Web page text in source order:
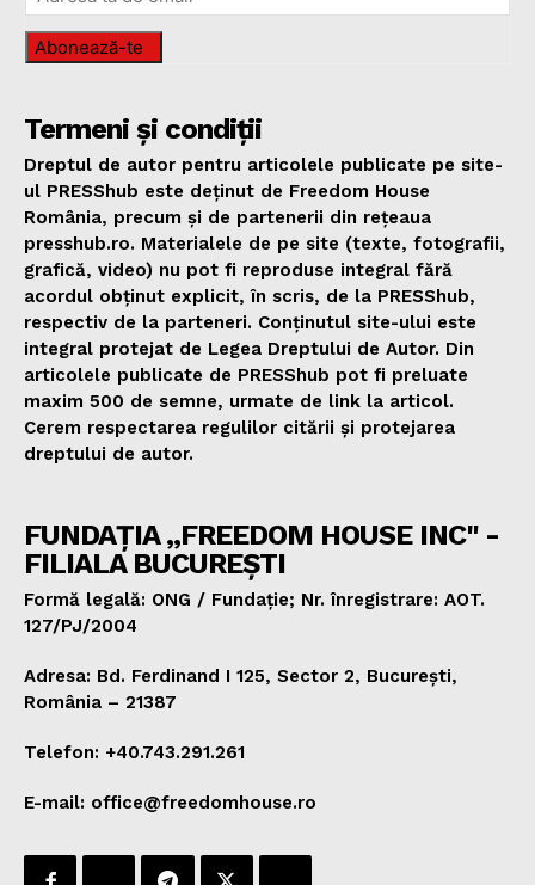
Abonează-te
Termeni și condiții
Dreptul de autor pentru articolele publicate pe site-
ul PRESShub este deținut de Freedom House
România, precum și de partenerii din rețeaua
presshub.ro. Materialele de pe site (texte, fotografii,
grafică, video) nu pot fi reproduse integral fără
acordul obținut explicit, în scris, de la PRESShub,
respectiv de la parteneri. Conținutul site-ului este
integral protejat de Legea Dreptului de Autor. Din
articolele publicate de PRESShub pot fi preluate
maxim 500 de semne, urmate de link la articol.
Cerem respectarea regulilor citării și protejarea
dreptului de autor.
FUNDAȚIA „FREEDOM HOUSE INC" -
FILIALA BUCUREȘTI
Formă legală: ONG / Fundație; Nr. înregistrare: AOT.
127/PJ/2004
Adresa: Bd. Ferdinand I 125, Sector 2, București,
România – 21387
Telefon: +40.743.291.261
E-mail: office@freedomhouse.ro